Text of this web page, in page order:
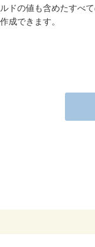
ドの値も含めたすべ
成できます。